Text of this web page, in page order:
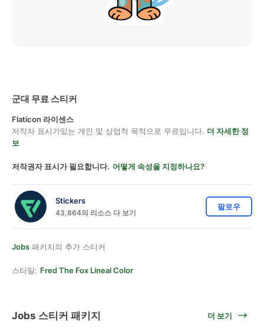
군대 무료 스티커
Flaticon 라이센스
저작자 표시가있는 개인 및 상업적 목적으로 무료입니다. 더 자세한 정
보
저작권자 표시가 필요합니다. 어떻게 속성을 지정하나요?
Stickers
43,864의 리소스 다 보기
팔로우
Jobs 패키지의 추가 스티커
스타일: Fred The Fox Lineal Color
Jobs 스티커 패키지 더 보기